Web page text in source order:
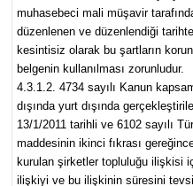
muhasebeci mali müşavir
düzenlenen ve düzenlendiği
kesintisiz olarak bu şartların
belgenin kullanılması zorunludur.
4.3.1.2. 4734 sayılı Kanun
dışında yurt dışında
13/1/2011 tarihli ve 6102 sayılı
maddesinin ikinci fıkrası
kurulan şirketler topluluğu ilişkisi
ilişkiyi ve bu ilişkinin süresini